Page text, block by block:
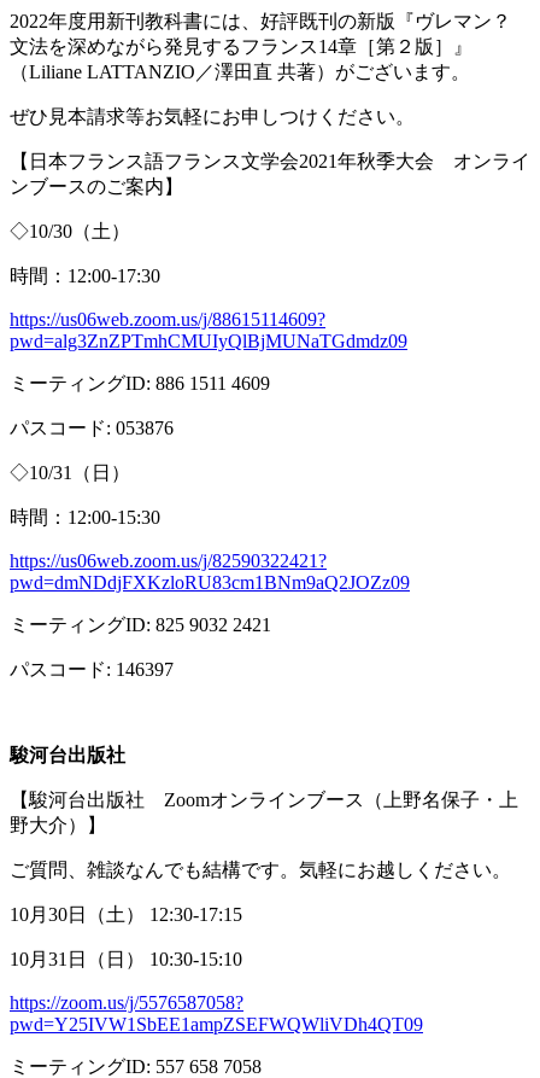
2022年度用新刊教科書には、好評既刊の新版『ヴレマン？
文法を深めながら発見するフランス14章［第２版］』
（Liliane LATTANZIO ／澤田直 共著）がございます。
ぜひ見本請求等お気軽にお申しつけください。
【日本フランス語フランス文学会2021年秋季大会 オンライ
ンブースのご案内】
◇10/30 （土）
時間： 12:00-17:30
https://us06web.zoom.us/j/88615114609?
pwd=alg3ZnZPTmhCMUIyQlBjMUNaTGdmdz09
ミーティングID: 886 1511 4609
パスコード: 053876
◇10/31 （日）
時間： 12:00-15:30
https://us06web.zoom.us/j/82590322421?
pwd=dmNDdjFXKzloRU83cm1BNm9aQ2JOZz09
ミーティングID: 825 9032 2421
パスコード: 146397
駿河台出版社
【駿河台出版社 Zoomオンラインブース（上野名保子・上
野大介）】
ご質問、雑談なんでも結構です。気軽にお越しください。
10月 30日（土） 12:30-17:15
10月 31 日（日） 10:30-15:10
https://zoom.us/j/5576587058?
pwd=Y25IVW1SbEE1ampZSEFWQWliVDh4QT09
ミーティングID: 557 658 7058